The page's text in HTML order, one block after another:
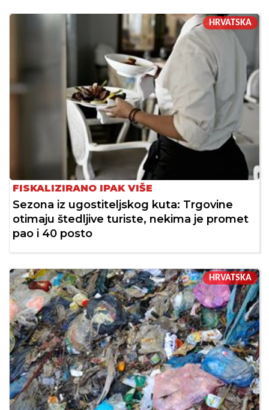
HRVATSKA
FISKALIZIRANO IPAK VIŠE
Sezona iz ugostiteljskog kuta: Trgovine
otimaju štedljive turiste, nekima je promet
pao i 40 posto
HRVATSKA